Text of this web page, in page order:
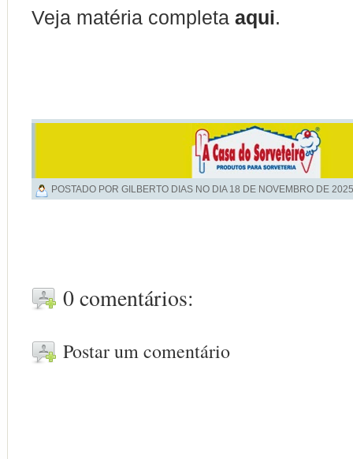
Veja matéria completa aqui.
POSTADO POR GILBERTO DIAS NO DIA 18 DE NOVEMBRO DE 2025
0 comentários:
Postar um comentário